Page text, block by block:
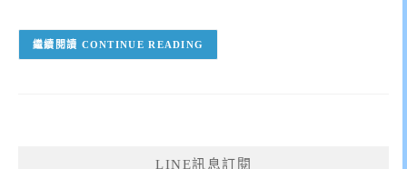
CONTINUE READING
LINE訊息訂閱